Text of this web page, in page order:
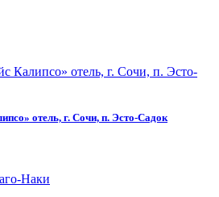
отель, г. Сочи, п. Эсто-Садок